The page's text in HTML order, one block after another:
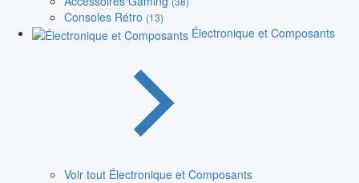
Consoles Rétro (13)
Électronique et Composants
Voir tout Électronique et Composants